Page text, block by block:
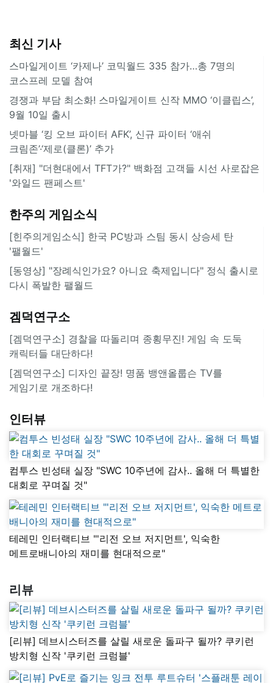
최신 기사
스마일게이트 ‘카제나’ 코믹월드 335 참가…총 7명의
코스프레 모델 참여
경쟁과 부담 최소화! 스마일게이트 신작 MMO ‘이클립스’,
9월 10일 출시
넷마블 ‘킹 오브 파이터 AFK’, 신규 파이터 ‘애쉬
크림존’·‘제로(클론)’ 추가
[취재] "더현대에서 TFT가?" 백화점 고객들 시선 사로잡은
'와일드 팬페스트'
한주의 게임소식
[힌주의게임소식] 한국 PC방과 스팀 동시 상승세 탄
'팰월드'
[동영상] "장례식인가요? 아니요 축제입니다" 정식 출시로
다시 폭발한 팰월드
겜덕연구소
[겜덕연구소] 경찰을 따돌리며 종횡무진! 게임 속 도둑
캐릭터들 대단하다!
[겜덕연구소] 디자인 끝장! 명품 뱅앤올룹슨 TV를
게임기로 개조하다!
인터뷰
컴투스 빈성태 실장 "SWC 10주년에 감사.. 올해 더 특별한
대회로 꾸며질 것"
테레민 인터랙티브 "'리전 오브 저지먼트', 익숙한
메트로배니아의 재미를 현대적으로"
리뷰
[리뷰] 데브시스터즈를 살릴 새로운 돌파구 될까? 쿠키런
방치형 신작 '쿠키런 크럼블'